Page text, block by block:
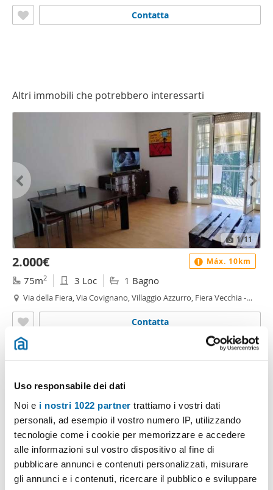
Uso responsabile dei dati
Noi e i nostri 1022 partner trattiamo i vostri dati
personali, ad esempio il vostro numero IP, utilizzando
tecnologie come i cookie per memorizzare e accedere
alle informazioni sul vostro dispositivo al fine di
pubblicare annunci e contenuti personalizzati, misurare
gli annunci e i contenuti, ricercare il pubblico e sviluppare
Contatta
Altri immobili che potrebbero interessarti
1/11
2.000€
75m2 3 Loc 1 Bagno
Via della Fiera, Via Covignano, Villaggio Azzurro, Fiera Vecchia -
Contatta
Máx. 10km
Annuncio senza foto